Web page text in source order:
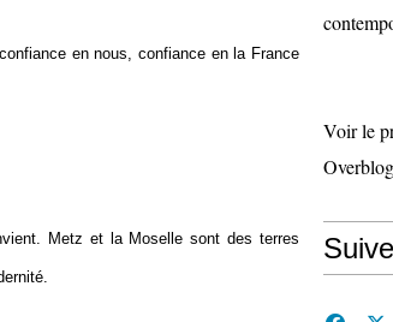
en nous, confiance en la France
Metz et la Moselle sont des terres
Voir le
Overblog